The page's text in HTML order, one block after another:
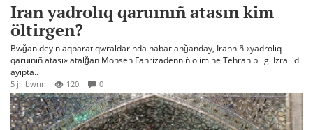
Iran yadrolıq qaruınıñ atasın kim
öltirgen?
Bwğan deyin aqparat qwraldarında habarlanğanday, Irannıñ «yadrolıq
qaruınıñ atası» atalğan Mohsen Fahrizadenniñ ölimine Tehran biligi Izrail'di
ayıpta..
5 jıl bwrın 120 0